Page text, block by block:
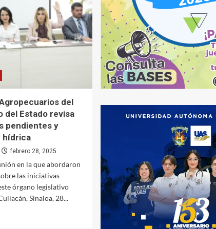
del
del Estado revisa
pendientes y
hídrica
febrero 28, 2025
en la que abordaron
las iniciativas
órgano legislativo
Sinaloa, 28...